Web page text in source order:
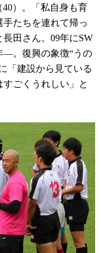
）。「私自身も育
たちを連れて帰っ
田さん。09年にSW
―。復興の象徴“うの
「建設から見ている
ごくうれしい」と